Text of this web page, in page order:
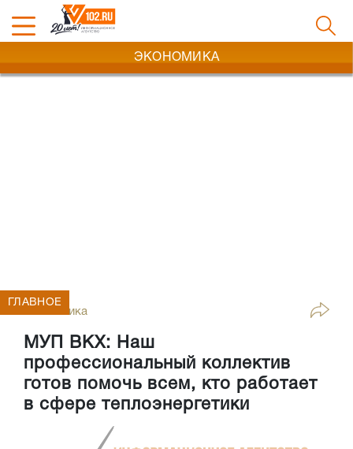
ЭКОНОМИКА
Экономика
МУП ВКХ: Наш
профессиональный коллектив
готов помочь всем, кто работает
в сфере теплоэнергетики
ГЛАВНОЕ